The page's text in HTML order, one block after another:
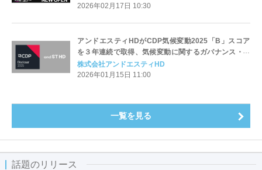
ラフォーレ原宿にオープン！
2026年02月17日 10:30
アンドエスティHDがCDP気候変動2025「B」スコア
を３年連続で取得、気候変動に関するガバナンス・事
業戦略・情報開示の領域で最高評価
株式会社アンドエスティHD
2026年01月15日 11:00
一覧を見る
話題のリリース